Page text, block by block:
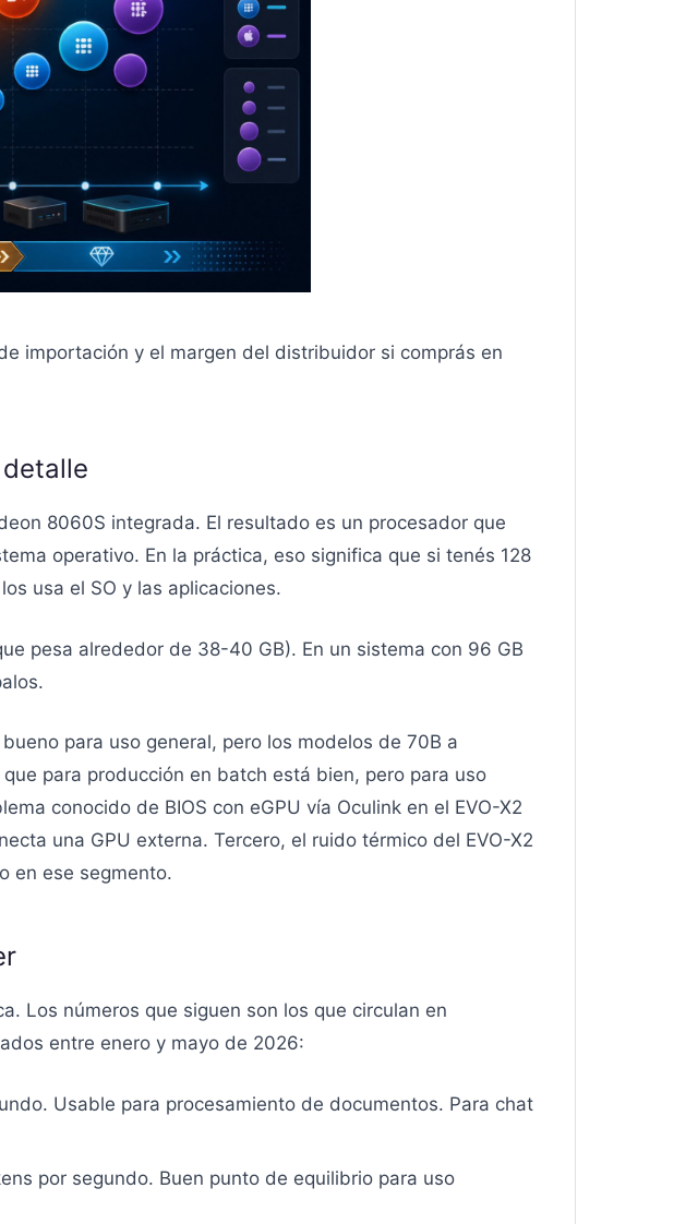
importación y el margen del distribuidor si comprás en
8060S integrada. El resultado es un procesador que
operativo. En la práctica, eso significa que si tenés 128
usa el SO y las aplicaciones.
pesa alrededor de 38-40 GB). En un sistema con 96 GB
para uso general, pero los modelos de 70B a
para producción en batch está bien, pero para uso
conocido de BIOS con eGPU vía Oculink en el EVO-X2
una GPU externa. Tercero, el ruido térmico del EVO-X2
en ese segmento.
Los números que siguen son los que circulan en
entre enero y mayo de 2026:
Usable para procesamiento de documentos. Para chat
por segundo. Buen punto de equilibrio para uso